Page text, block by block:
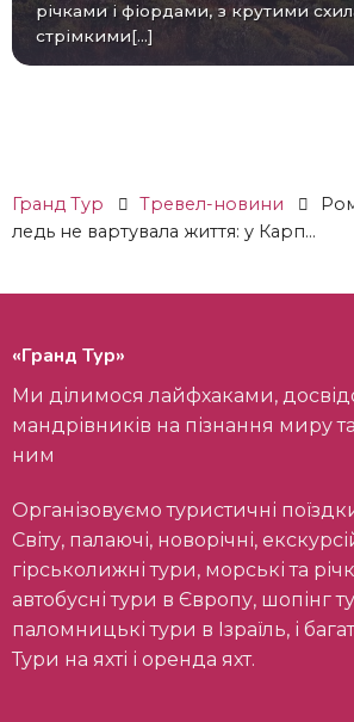
річками і фіордами, з крутими
стрімкими[...]
Гранд Тур Тревел-новини
ледь не вартувала життя: у Карп...
«Гранд Тур»
Ми ділимося лайфхаками, досвідом та надихаємо
мандрівників на пізнання миру
ним
Організовуємо туристичні поїздки по всьому
Світу, палаючі, новорічні,
гірськолижні тури, морські та
автобусні тури в Європу, шопінг
паломницькі тури в Ізраїль, і
Тури на яхті і оренда яхт.